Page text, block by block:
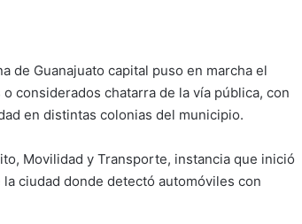
de Guanajuato capital puso en marcha el
considerados chatarra de la vía pública, con
en distintas colonias del municipio.
Movilidad y Transporte, instancia que inició
ciudad donde detectó automóviles con